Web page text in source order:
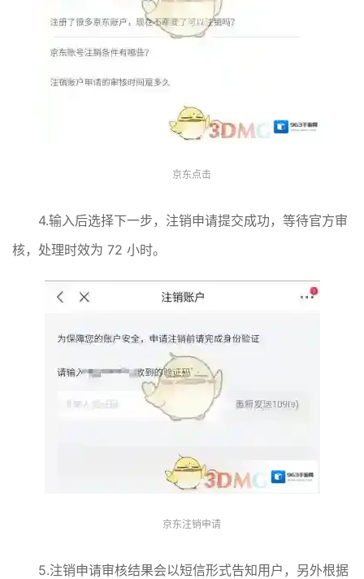
京东点击
4.输入后选择下一步，注销申请提交成功，等待官方审
核，处理时效为 72 小时。
京东注销申请
5.注销申请审核结果会以短信形式告知用户，另外根据